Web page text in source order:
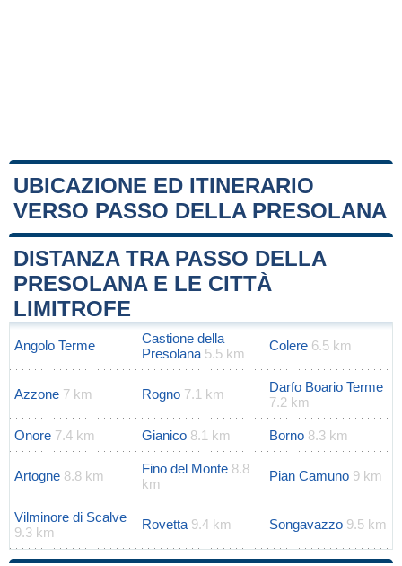
UBICAZIONE ED ITINERARIO
VERSO PASSO DELLA PRESOLANA
+
−
Leaflet|Map data © OpenStreetMapcontributors
DISTANZA TRA PASSO DELLA
PRESOLANA E LE CITTÀ
LIMITROFE
Angolo Terme
Castione della
Presolana 5.5 km
Colere 6.5 km
Azzone 7 km Rogno 7.1 km
Darfo Boario Terme
7.2 km
Onore 7.4 km Gianico 8.1 km Borno 8.3 km
Artogne 8.8 km Fino del Monte 8.8
km
Pian Camuno 9 km
Vilminore di Scalve
9.3 km
Rovetta 9.4 km Songavazzo 9.5 km